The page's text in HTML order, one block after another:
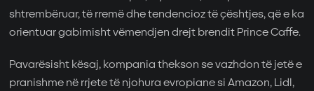
shtrembëruar, të rremë dhe tendencioz të çështjes, që e ka
orientuar gabimisht vëmendjen drejt brendit Prince Caffe.
Pavarësisht kësaj, kompania thekson se vazhdon të jetë e
pranishme në rrjete të njohura evropiane si Amazon, Lidl,